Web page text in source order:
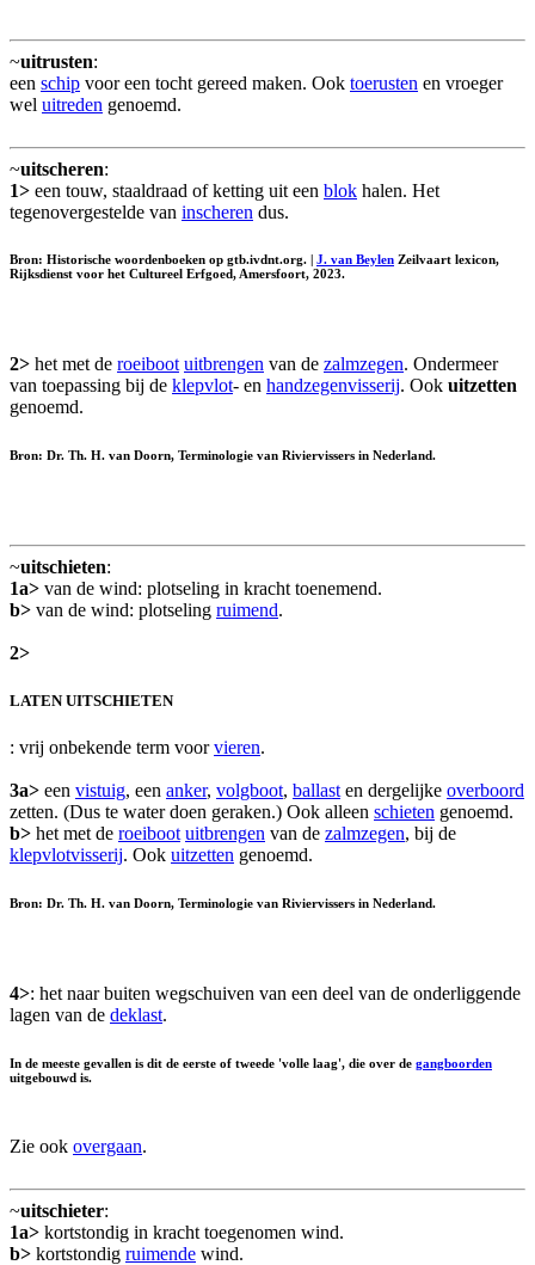
~uitrusten:
een schip voor een tocht gereed maken. Ook toerusten en vroeger
wel uitreden genoemd.
~uitscheren:
1> een touw, staaldraad of ketting uit een blok halen. Het
tegenovergestelde van inscheren dus.
Bron: Historische woordenboeken op gtb.ivdnt.org. | J. van Beylen Zeilvaart lexicon,
Rijksdienst voor het Cultureel Erfgoed, Amersfoort, 2023.
2> het met de roeiboot uitbrengen van de zalmzegen. Ondermeer
van toepassing bij de klepvlot- en handzegenvisserij. Ook uitzetten
genoemd.
Bron: Dr. Th. H. van Doorn, Terminologie van Riviervissers in Nederland.
~uitschieten:
1a> van de wind: plotseling in kracht toenemend.
b> van de wind: plotseling ruimend.
2>
LATEN UITSCHIETEN
: vrij onbekende term voorvieren.
3a> een vistuig, een anker, volgboot, ballast en dergelijke overboord
zetten. (Dus te water doen geraken.) Ook alleen schieten genoemd.
b> het met de roeiboot uitbrengen van de zalmzegen, bij de
klepvlotvisserij. Ook uitzetten genoemd.
Bron: Dr. Th. H. van Doorn, Terminologie van Riviervissers in Nederland.
4>: het naar buiten wegschuiven van een deel van de onderliggende
lagen van de deklast.
In de meeste gevallen is dit de eerste of tweede 'volle laag', die over de gangboorden
uitgebouwd is.
Zie ook overgaan.
~uitschieter:
1a> kortstondig in kracht toegenomen wind.
b> kortstondig ruimende wind.